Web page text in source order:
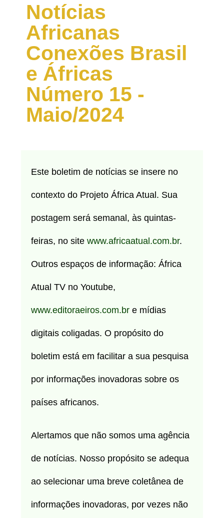
Notícias
Africanas
Conexões Brasil
e Áfricas
Número 15 -
Maio/2024
Este boletim de notícias se insere no
contexto do Projeto África Atual. Sua
postagem será semanal, às quintas-
feiras, no sitewww.africaatual.com.br.
Outros espaços de informação: África
Atual TV no Youtube,
www.editoraeiros.com.br e mídias
digitais coligadas. O propósito do
boletim está em facilitar a sua pesquisa
por informações inovadoras sobre os
países africanos.
Alertamos que não somos uma agência
de notícias. Nosso propósito se adequa
ao selecionar uma breve coletânea de
informações inovadoras, por vezes não